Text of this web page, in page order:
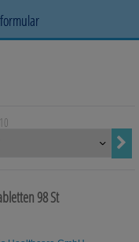
10
98 St